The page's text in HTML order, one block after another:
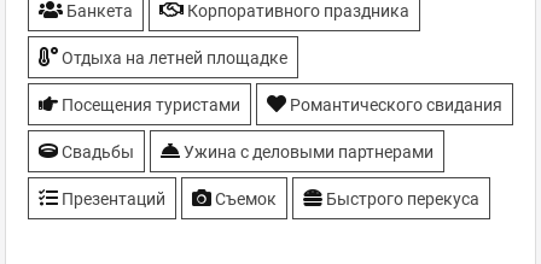
Панорамный вид
Парковка
Экологически чистые продукты
Банкета Корпоративного праздника
Отдыха на летней площадке
Посещения туристами Романтического свидания
Свадьбы Ужина с деловыми партнерами
Презентаций Съемок Быстрого перекуса